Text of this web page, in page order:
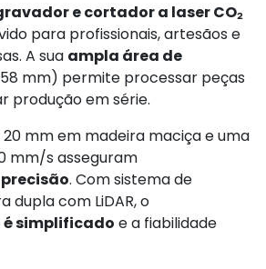
e cortador a laser CO₂
para profissionais, artesãos e
A sua ampla área de
mm) permite processar peças
produção em série.
mm em madeira maciça e uma
mm/s asseguram
. Com sistema de
dupla com LiDAR, o
simplificado e a fiabilidade